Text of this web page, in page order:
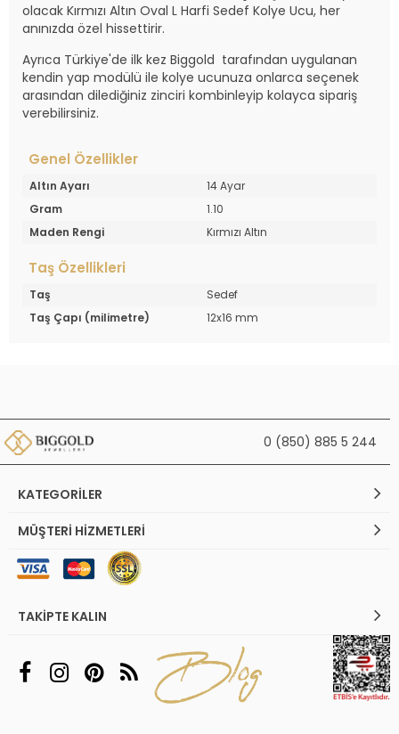
olacak Kırmızı Altın Oval L Harfi Sedef Kolye Ucu, her
anınızda özel hissettirir.
Ayrıca Türkiye'de ilk kez Biggold tarafından uygulanan
kendin yap modülü ile kolye ucunuza onlarca seçenek
arasından dilediğiniz zinciri kombinleyip kolayca sipariş
verebilirsiniz.
Genel Özellikler
Altın Ayarı
14 Ayar
Gram
1.10
Maden Rengi
Kırmızı Altın
Taş Özellikleri
Taş
Sedef
Taş Çapı (milimetre)
12x16 mm
0 (850) 885 5 244
KATEGORILER
MÜŞTERI HIZMETLERI
TAKIPTE KALIN